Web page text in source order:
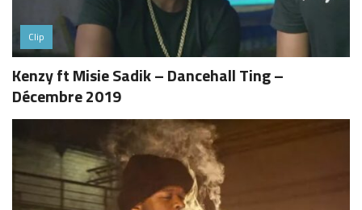
Clip
Kenzy ft Misie Sadik – Dancehall Ting –
Décembre 2019